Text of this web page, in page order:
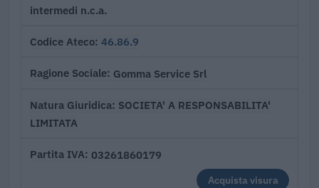
intermedi n.c.a.
Codice Ateco 46.86.9
Ragione Sociale Gomma Service Srl
Natura Giuridica SOCIETA' A RESPONSABILITA'
LIMITATA
Partita IVA 03261860179
Acquista visura